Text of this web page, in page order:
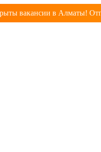
вакансии в Алматы!